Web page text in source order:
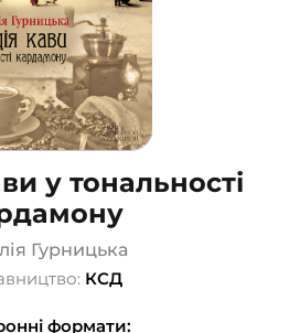
у тональності
Гурницька
КСД
формати: